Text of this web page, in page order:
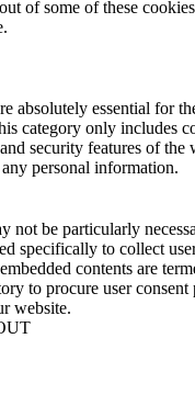
of some of these
absolutely essential for
category only includes
security features of the
personal information.
not be particularly
specifically to collect
contents are
to procure user
website.